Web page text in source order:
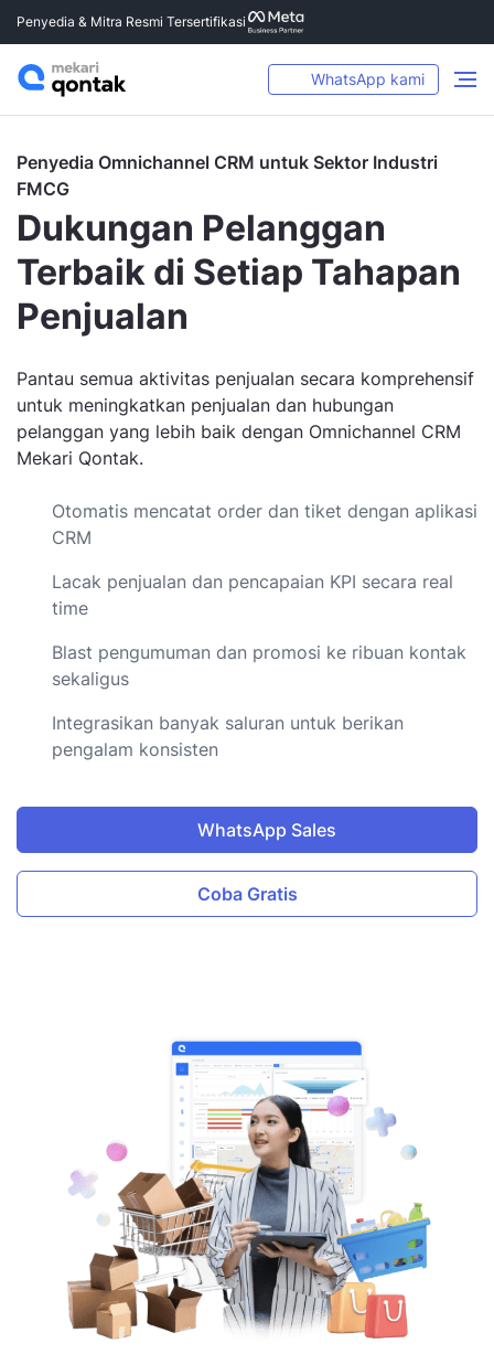
Penyedia & Mitra Resmi Tersertifikasi
WhatsApp kami
Penyedia Omnichannel CRM untuk Sektor Industri
FMCG
Dukungan Pelanggan
Terbaik di Setiap Tahapan
Penjualan
Pantau semua aktivitas penjualan secara komprehensif
untuk meningkatkan penjualan dan hubungan
pelanggan yang lebih baik dengan Omnichannel CRM
Mekari Qontak.
Otomatis mencatat order dan tiket dengan aplikasi
CRM
Lacak penjualan dan pencapaian KPI secara real
time
Blast pengumuman dan promosi ke ribuan kontak
sekaligus
Integrasikan banyak saluran untuk berikan
pengalam konsisten
WhatsApp Sales
Coba Gratis